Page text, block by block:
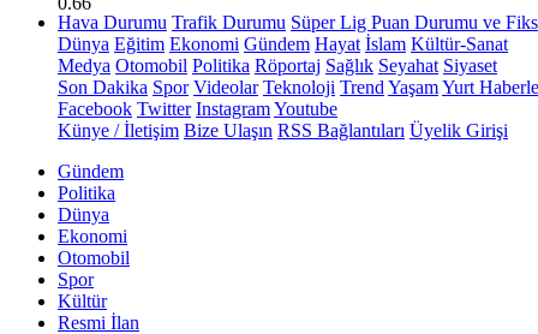
Hava Durumu Trafik Durumu Süper Lig Puan Durumu ve
Dünya Eğitim Ekonomi Gündem Hayat İslam Kültür-Sanat
Medya Otomobil Politika Röportaj Sağlık Seyahat Siyaset
Son Dakika Spor Videolar Teknoloji Trend YaşamYurt
Facebook Twitter InstagramYoutube
Künye / İletişim Bize Ulaşın RSS Bağlantıları Üyelik Girişi
Gündem
Politika
Dünya
Ekonomi
Otomobil
Spor
Kültür
Resmi İlan